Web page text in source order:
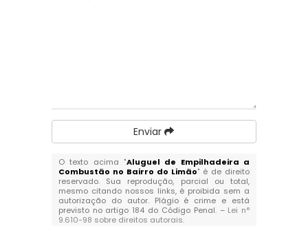
Enviar
O texto acima "Aluguel de Empilhadeira a
Combustão no Bairro do Limão" é de direito
reservado. Sua reprodução, parcial ou total,
mesmo citando nossos links, é proibida sem a
autorização do autor. Plágio é crime e está
previsto no artigo 184 do Código Penal. – Lei n°
9.610-98 sobre direitos autorais.